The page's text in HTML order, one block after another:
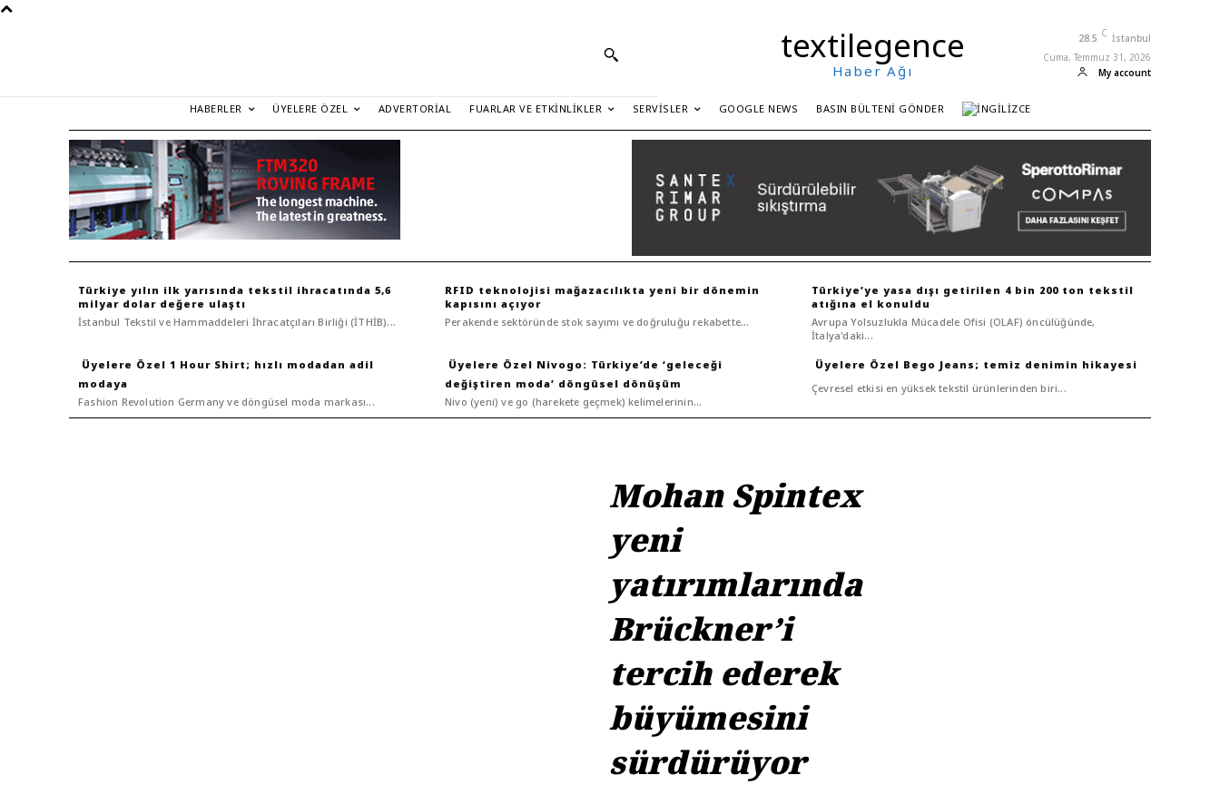
textilegence
Haber Ağı
28.5 C İstanbul
Cuma, Temmuz 31, 2026
My account
HABERLER ÜYELERE ÖZEL ADVERTORIAL FUARLAR VE ETKINLIKLER SERVISLER GOOGLE NEWS BASIN BÜLTENI GÖNDER
Türkiye yılın ilk yarısında tekstil ihracatında 5,6
milyar dolar değere ulaştı
İstanbul Tekstil ve Hammaddeleri İhracatçıları Birliği (İTHİB)...
RFID teknolojisi mağazacılıkta yeni bir dönemin
kapısını açıyor
Perakende sektöründe stok sayımı ve doğruluğu rekabette...
Türkiye’ye yasa dışı getirilen 4 bin 200 ton tekstil
atığına el konuldu
Avrupa Yolsuzlukla Mücadele Ofisi (OLAF) öncülüğünde,
İtalya'daki...
1 Hour Shirt; hızlı modadan adil
modaya
Fashion Revolution Germany ve döngüsel moda markası...
Nivogo: Türkiye’de ‘geleceği
değiştiren moda’ döngüsel dönüşüm
Nivo (yeni) ve go (harekete geçmek) kelimelerinin...
Bego Jeans; temiz denimin hikayesi
Çevresel etkisi en yüksek tekstil ürünlerinden biri...
Mohan Spintex
yeni
yatırımlarında
Brückner’i
tercih ederek
büyümesini
sürdürüyor